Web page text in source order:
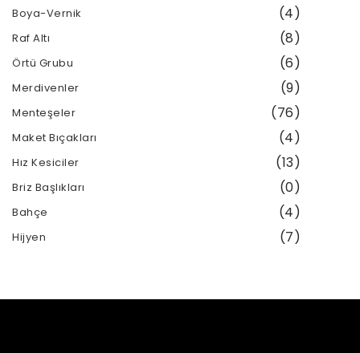
Boya-Vernik (4)
Raf Altı (8)
Örtü Grubu (6)
Merdivenler (9)
Menteşeler (76)
Maket Bıçakları (4)
Hız Kesiciler (13)
Briz Başlıkları (0)
Bahçe (4)
Hijyen (7)